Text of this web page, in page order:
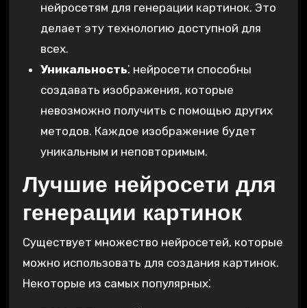
нейросетям для генерации картинок. Это
делает эту технологию доступной для
всех.
Уникальность⁚ нейросети способны
создавать изображения, которые
невозможно получить с помощью других
методов. Каждое изображение будет
уникальным и неповторимым.
Лучшие нейросети для
генерации картинок
Существует множество нейросетей, которые
можно использовать для создания картинок.
Некоторые из самых популярных⁚